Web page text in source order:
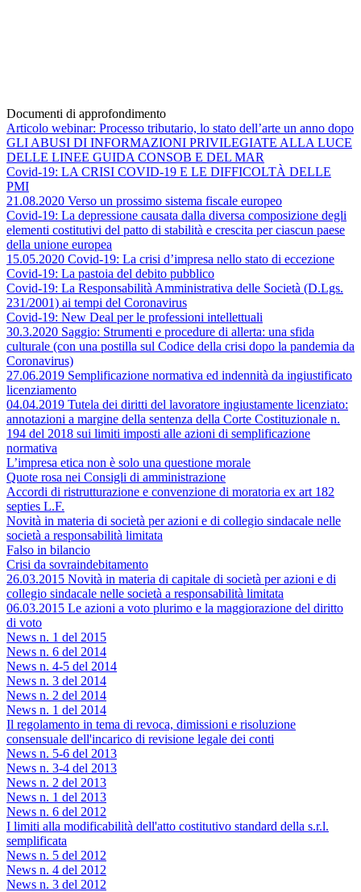
Documenti di approfondimento
Articolo webinar: Processo tributario, lo stato dell’arte un anno dopo
GLI ABUSI DI INFORMAZIONI PRIVILEGIATE ALLA LUCE
DELLE LINEE GUIDA CONSOB E DEL MAR
Covid-19: LA CRISI COVID-19 E LE DIFFICOLTÀ DELLE
PMI
21.08.2020 Verso un prossimo sistema fiscale europeo
Covid-19: La depressione causata dalla diversa composizione degli
elementi costitutivi del patto di stabilità e crescita per ciascun paese
della unione europea
15.05.2020 Covid-19: La crisi d’impresa nello stato di eccezione
Covid-19: La pastoia del debito pubblico
Covid-19: La Responsabilità Amministrativa delle Società (D.Lgs.
231/2001) ai tempi del Coronavirus
Covid-19: New Deal per le professioni intellettuali
30.3.2020 Saggio: Strumenti e procedure di allerta: una sfida
culturale (con una postilla sul Codice della crisi dopo la pandemia da
Coronavirus)
27.06.2019 Semplificazione normativa ed indennità da ingiustificato
licenziamento
04.04.2019 Tutela dei diritti del lavoratore ingiustamente licenziato:
annotazioni a margine della sentenza della Corte Costituzionale n.
194 del 2018 sui limiti imposti alle azioni di semplificazione
normativa
L’impresa etica non è solo una questione morale
Quote rosa nei Consigli di amministrazione
Accordi di ristrutturazione e convenzione di moratoria ex art 182
septies L.F.
Novità in materia di società per azioni e di collegio sindacale nelle
società a responsabilità limitata
Falso in bilancio
Crisi da sovraindebitamento
26.03.2015 Novità in materia di capitale di società per azioni e di
collegio sindacale nelle società a responsabilità limitata
06.03.2015 Le azioni a voto plurimo e la maggiorazione del diritto
di voto
News n. 1 del 2015
News n. 6 del 2014
News n. 4-5 del 2014
News n. 3 del 2014
News n. 2 del 2014
News n. 1 del 2014
Il regolamento in tema di revoca, dimissioni e risoluzione
consensuale dell'incarico di revisione legale dei conti
News n. 5-6 del 2013
News n. 3-4 del 2013
News n. 2 del 2013
News n. 1 del 2013
News n. 6 del 2012
I limiti alla modificabilità dell'atto costitutivo standard della s.r.l.
semplificata
News n. 5 del 2012
News n. 4 del 2012
News n. 3 del 2012